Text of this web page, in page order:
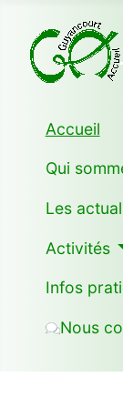
Accueil
Qui
Les
Activités
Infos
Nous